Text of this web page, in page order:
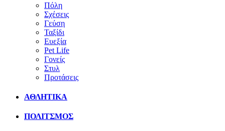
Πόλη
Σχέσεις
Γεύση
Ταξίδι
Ευεξία
Pet Life
Γονείς
Στυλ
Προτάσεις
ΑΘΛΗΤΙΚΑ
ΠΟΛΙΤΣΜΟΣ